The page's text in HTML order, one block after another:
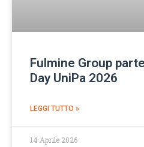
Fulmine Group
Day UniPa 2026
LEGGI TUTTO »
14 Aprile 2026